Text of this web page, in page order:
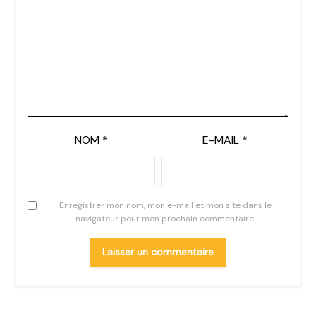
NOM * E-MAIL *
Enregistrer mon nom, mon e-mail et mon site dans le
navigateur pour mon prochain commentaire.